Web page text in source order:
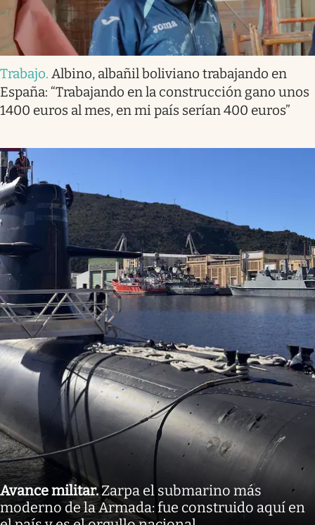
Trabajo. Albino, albañil boliviano trabajando en
España: “Trabajando en la construcción gano unos
1400 euros al mes, en mi país serían 400 euros”
Avance militar.Zarpa el submarino más
moderno de la Armada: fue construido aquí en